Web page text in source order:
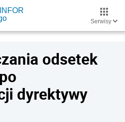
Serwisy
odsetek
dyrektywy